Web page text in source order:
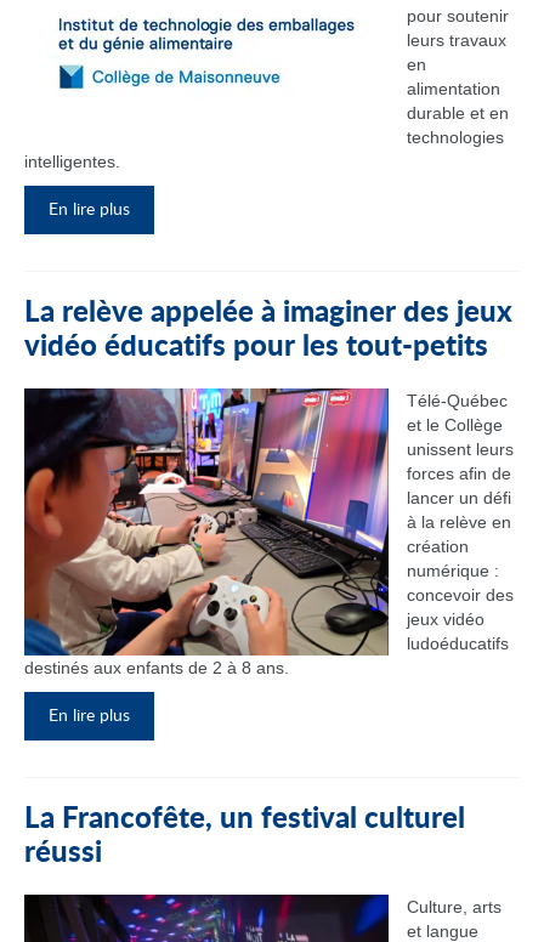
pour soutenir
leurs travaux
en
alimentation
durable et en
technologies
intelligentes.
En lire plus
La relève appelée à imaginer des jeux
vidéo éducatifs pour les tout-petits
Télé-Québec
et le Collège
unissent leurs
forces afin de
lancer un défi
à la relève en
création
numérique :
concevoir des
jeux vidéo
ludoéducatifs
destinés aux enfants de 2 à 8 ans.
En lire plus
La Francofête, un festival culturel
réussi
Culture, arts
et langue